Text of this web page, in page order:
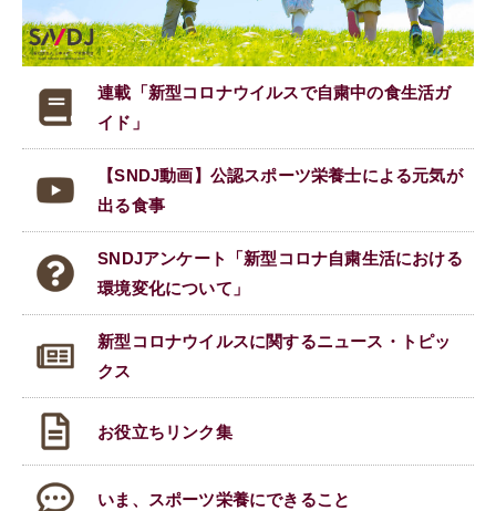
連載「新型コロナウイルスで自粛中の食生活ガ
イド」
【SNDJ動画】公認スポーツ栄養士による元気が
出る食事
SNDJアンケート「新型コロナ自粛生活における
環境変化について」
新型コロナウイルスに関するニュース・トピッ
クス
お役立ちリンク集
いま、スポーツ栄養にできること